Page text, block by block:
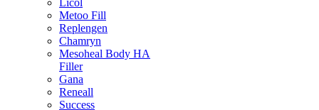
Licol
Metoo Fill
Replengen
Chamryn
Mesoheal Body HA
Filler
Gana
Reneall
Success